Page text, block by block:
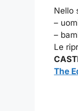
Nello
–
–
Le
The